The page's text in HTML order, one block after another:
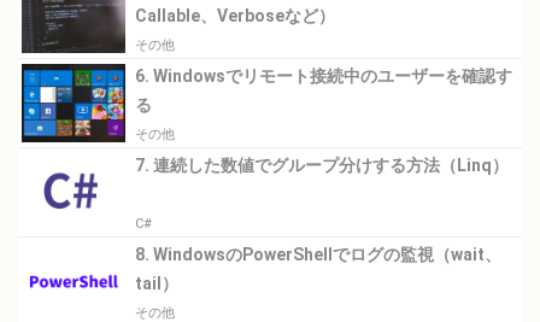
Callable、Verboseなど）
その他
6. Windowsでリモート接続中のユーザーを確認す
る
その他
7. 連続した数値でグループ分けする方法（Linq）
C#
8. WindowsのPowerShellでログの監視（wait、
tail）
その他